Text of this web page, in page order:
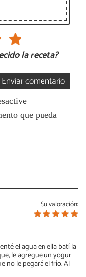
la receta?
Enviar comentario
que pueda
Su valoración:
el agua en ella batí la
le agregue un yogur
no le pegará el frío. Al